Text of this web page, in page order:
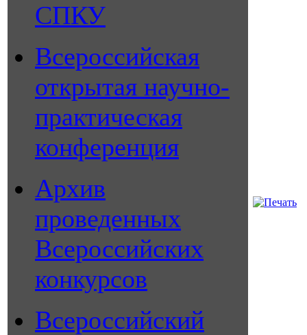
СПКУ
Всероссийская
открытая научно-
практическая
конференция
Архив
проведенных
Всероссийских
конкурсов
Всероссийский